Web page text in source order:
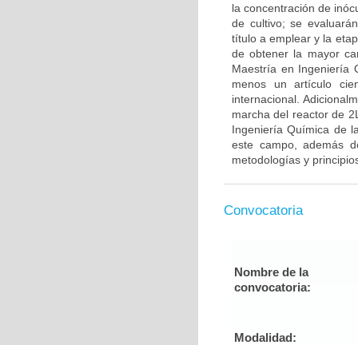
la concentración de
de cultivo; se
título a emplear y la
de obtener la mayor
Maestría en Ingeniería
menos un artículo
internacional.
marcha del reactor de
Ingeniería Química de
este campo, además
metodologías y
Convocatoria
Nombre de la
convocatoria:
Modalidad: